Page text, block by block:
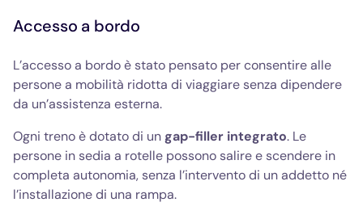
Accesso a bordo
L’accesso a bordo è stato pensato per consentire alle
persone a mobilità ridotta di viaggiare senza dipendere
da un’assistenza esterna.
Ogni treno è dotato di un gap-filler integrato. Le
persone in sedia a rotelle possono salire e scendere in
completa autonomia, senza l’intervento di un addetto né
l’installazione di una rampa.